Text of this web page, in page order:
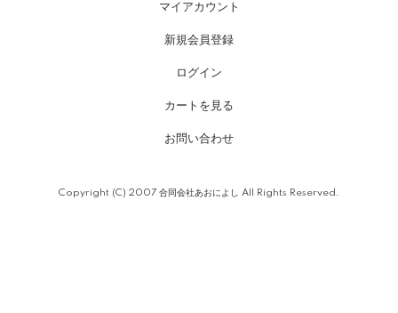
マイアカウント
新規会員登録
ログイン
カートを見る
お問い合わせ
Copyright (C) 2007 合同会社あおによし All Rights Reserved.